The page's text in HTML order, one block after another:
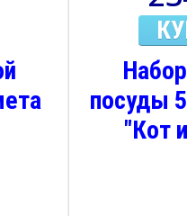
посуды
"Кот